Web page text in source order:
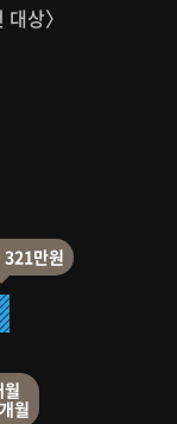
상〉
321만원
월